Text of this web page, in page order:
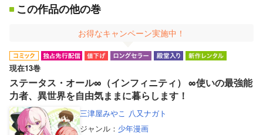
この作品の他の巻
お得なキャンペーン実施中！
現在13巻
ステータス・オール∞（インフィニティ） ∞使いの最強能
力者、異世界を自由気ままに暮らします！
三津屋みやこ 八又ナガト
ジャンル： 少年漫画